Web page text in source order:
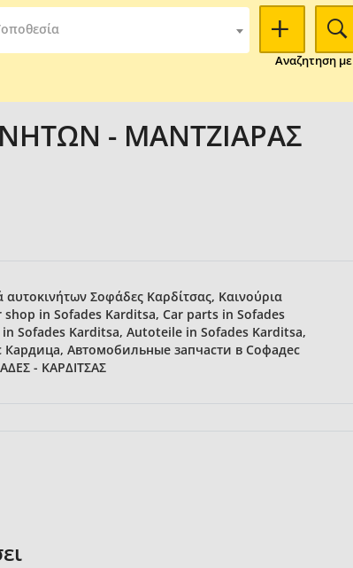
Αναζητηση με
- ΜΑΝΤΖΙΑΡΑΣ
Σοφάδες Καρδίτσας, Καινούρια
shop in Sofades Karditsa, Car parts in Sofades
Sofades Karditsa, Autoteile in Sofades Karditsa,
Автомобильные запчасти в Софадес
- ΚΑΡΔΙΤΣΑΣ